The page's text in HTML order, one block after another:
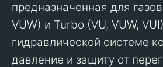
предназначенная для
VUW) и Turbo (VU, VUW,
гидравлической системе
давление и защиту от